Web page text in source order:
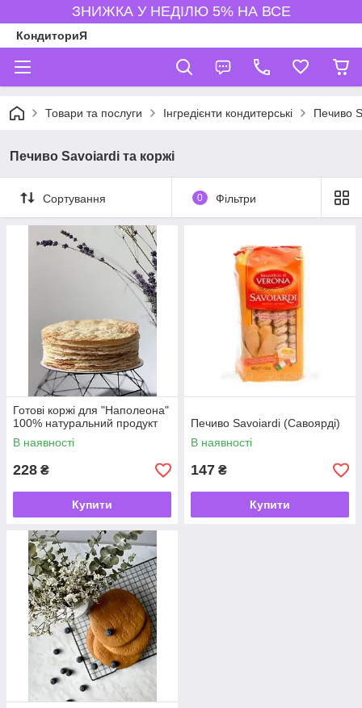
ЗНИЖКА У НЕДІЛЮ 5% НА ВСЕ
КондиториЯ
Товари та послуги Інгредієнти кондитерські Печиво
Печиво Savoiardi та коржі
Сортування 0 Фільтри
Готові коржі для "Наполеона"
100% натуральний продукт
В наявності
228 ₴
Купити
Печиво Savoiardi (Савоярді)
В наявності
147 ₴
Купити